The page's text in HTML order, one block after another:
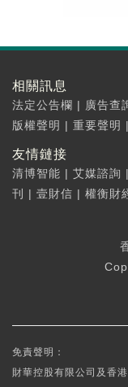
相關訊息
法定公告欄 | 廣告查
版權聲明 | 重要聲明 |
友情鏈接
清博智能 | 艾媒諮詢 |
刊
| 壹財信 | 權衡財
免責聲明：
財華控股有限公司及香